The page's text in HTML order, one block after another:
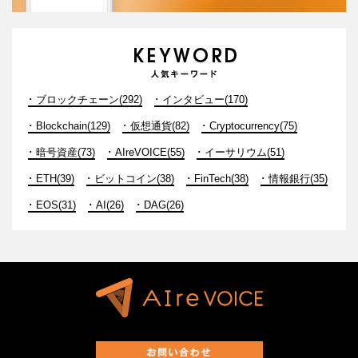
ブロックチェーン(292) インタビュー(170)
Blockchain(129) 仮想通貨(82) Cryptocurrency(75)
暗号資産(73) AIreVOICE(55) イーサリウム(51)
ETH(39) ビットコイン(38) FinTech(38) 情報銀行(35)
EOS(31) AI(26) DAG(26)